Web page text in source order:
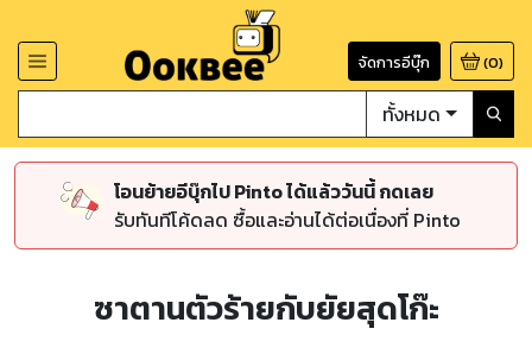
จัดการอีบุ๊ก (0)
ทั้งหมด
โอนย้ายอีบุ๊กไป Pinto ได้แล้ววันนี้ กดเลย
รับทันทีโค้ดลด ซื้อและอ่านได้ต่อเนื่องที่ Pinto
ซาตานตัวร้ายกับยัยสุดโก๊ะ